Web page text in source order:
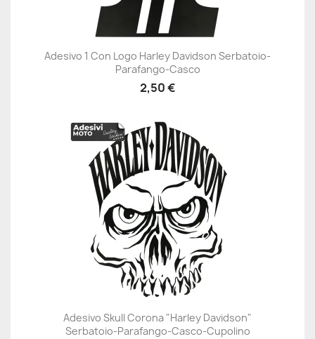
Adesivo 1 Con Logo Harley Davidson Serbatoio-
Parafango-Casco
2,50 €
Adesivo Skull Corona "Harley Davidson"
Serbatoio-Parafango-Casco-Cupolino